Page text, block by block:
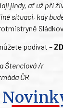
jindy, ať už při
situaci, kdy
podívat –
Štenclová /r
ČR